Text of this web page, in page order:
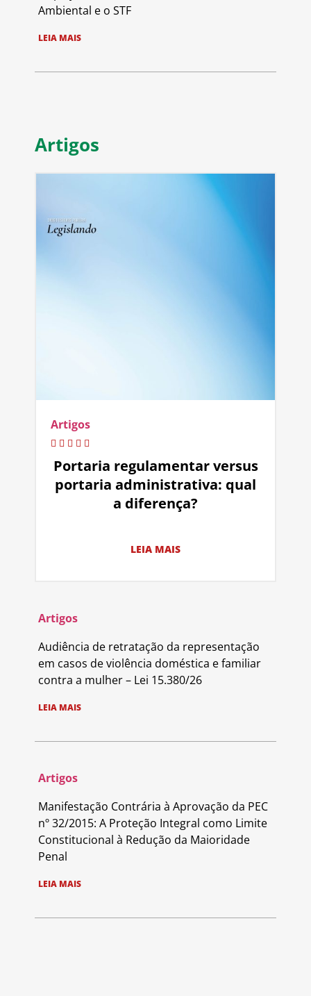
Ambiental e o STF
LEIA MAIS
Artigos
Artigos
Portaria regulamentar versus
portaria administrativa: qual
a diferença?
LEIA MAIS
Artigos
Audiência de retratação da representação
em casos de violência doméstica e familiar
contra a mulher – Lei 15.380/26
LEIA MAIS
Artigos
Manifestação Contrária à Aprovação da PEC
nº 32/2015: A Proteção Integral como Limite
Constitucional à Redução da Maioridade
Penal
LEIA MAIS